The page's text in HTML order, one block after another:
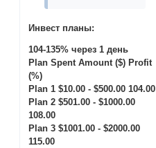
Инвест планы:
104-135% через 1 день
Plan Spent Amount ($) Profit
(%)
Plan 1 $10.00 - $500.00 104.00
Plan 2 $501.00 - $1000.00
108.00
Plan 3 $1001.00 - $2000.00
115.00